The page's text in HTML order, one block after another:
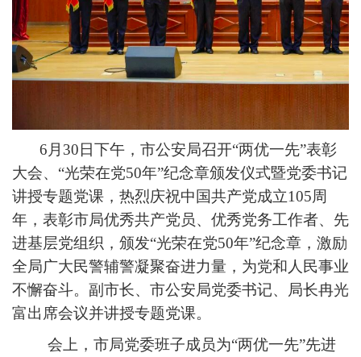
6月30日下午，市公安局召开“两优一先”表彰
大会、“光荣在党50年”纪念章颁发仪式暨党委书记
讲授专题党课，热烈庆祝中国共产党成立105周
年，表彰市局优秀共产党员、优秀党务工作者、先
进基层党组织，颁发“光荣在党50年”纪念章，激励
全局广大民警辅警凝聚奋进力量，为党和人民事业
不懈奋斗。副市长、市公安局党委书记、局长冉光
富出席会议并讲授专题党课。
会上，市局党委班子成员为“两优一先”先进